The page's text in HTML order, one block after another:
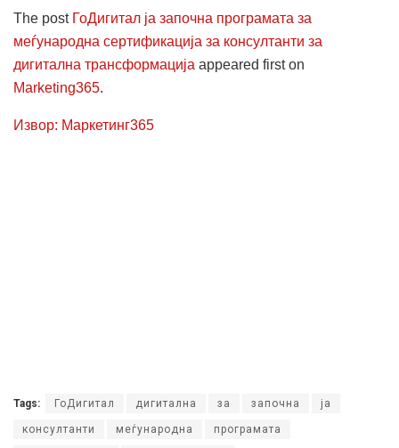
The post ГоДигитал ја започна програмата за
меѓународна сертификација за консултанти за
дигитална трансформација appeared first on
Marketing365.
Извор: Маркетинг365
Tags: ГоДигитал дигитална за започна ја
консултанти меѓународна програмата